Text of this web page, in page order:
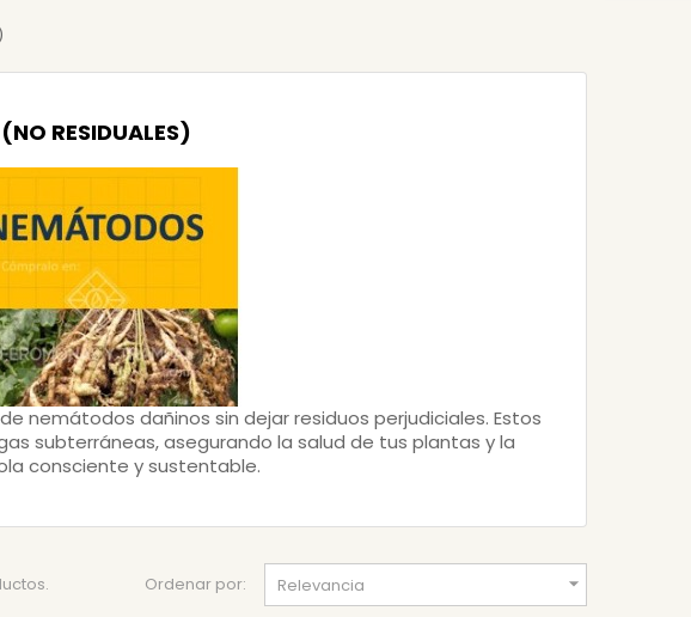
RESIDUALES)
nemátodos dañinos sin dejar residuos perjudiciales. Estos
subterráneas, asegurando la salud de tus plantas y la
consciente y sustentable.
Ordenar por: Relevancia 